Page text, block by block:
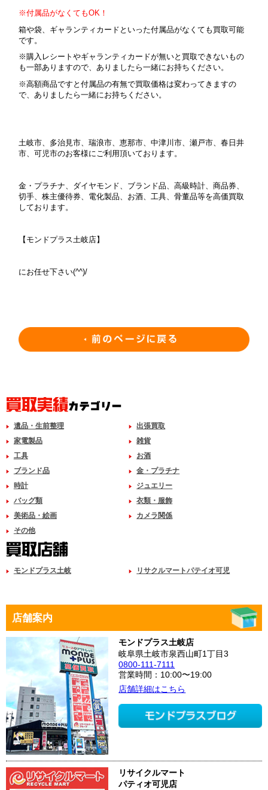
※付属品がなくてもOK！
箱や袋、ギャランティカードといった付属品がなくても買取可能
です。
※購入レシートやギャランティカードが無いと買取できないもの
も一部ありますので、ありましたら一緒にお持ちください。
※高額商品ですと付属品の有無で買取価格は変わってきますの
で、ありましたら一緒にお持ちください。
土岐市、多治見市、瑞浪市、恵那市、中津川市、瀬戸市、春日井
市、可児市のお客様にご利用頂いております。
金・プラチナ、ダイヤモンド、ブランド品、高級時計、商品券、
切手、株主優待券、電化製品、お酒、工具、骨董品等を高価買取
しております。
【モンドプラス土岐店】
にお任せ下さい(^^)/
遺品・生前整理
出張買取
家電製品
雑貨
工具
お酒
ブランド品
金・プラチナ
時計
ジュエリー
バッグ類
衣類・服飾
美術品・絵画
カメラ関係
その他
モンドプラス土岐 リサクルマートパテイオ可児
店舗案内
モンドプラス土岐店
岐阜県土岐市泉西山町1丁目3
0800-111-7111
営業時間：10:00〜19:00
店舗詳細はこちら
リサイクルマート
パティオ可児店